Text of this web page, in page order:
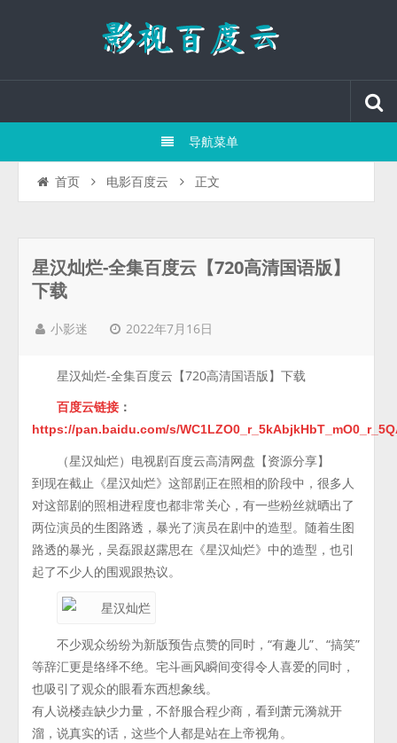
导航菜单
首页 电影百度云 正文
星汉灿烂-全集百度云【720高清国语版】
下载
小影迷 2022年7月16日
星汉灿烂-全集百度云【720高清国语版】下载
百度云链接 ：
https://pan.baidu.com/s/
（星汉灿烂）电视剧百度云高清网盘【资源分享】
到现在截止《星汉灿烂》这部剧正在照相的阶段中，很多人
对这部剧的照相进程度也都非常关心，有一些粉丝就晒出了
两位演员的生图路透，暴光了演员在剧中的造型。随着生图
路透的暴光，吴磊跟赵露思在《星汉灿烂》中的造型，也引
起了不少人的围观跟热议。
不少观众纷纷为新版预告点赞的同时，“有趣儿”、“搞笑”
等辞汇更是络绎不绝。宅斗画风瞬间变得令人喜爱的同时，
也吸引了观众的眼看东西想象线。
有人说楼垚缺少力量，不舒服合程少商，看到萧元漪就开
溜，说真实的话，这些个人都是站在上帝视角。